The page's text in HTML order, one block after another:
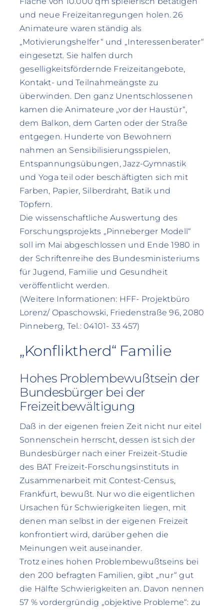
und neue Freizeitanregungen holen. 26
Animateure waren ständig als
„Motivierungshelfer“ und „Interessenberater“
eingesetzt. Sie halfen durch
geselligkeitsfördernde Freizeitangebote,
Kontakt- und Teilnahmeängste zu
überwinden. Den ganz Unentschlossenen
kamen die Animateure „vor der Haustür“,
dem Balkon, dem Garten oder der Straße
entgegen. Hunderte von Bewohnern
nahmen an Sensibilisierungsspielen,
Entspannungsübungen, Jazz-Gymnastik
und Yoga teil oder beschäftigten sich mit
Farben, Papier, Silberdraht, Batik und
Töpfern.
Die wissenschaftliche Auswertung des
Forschungsprojekts „Pinneberger Modell“
soll im Mai abgeschlossen und Ende 1980 in
der Schriftenreihe des Bundesministeriums
für Jugend, Familie und Gesundheit
veröffentlicht werden.
(Weitere Informationen: HFF- Projektbüro
Lorenz/ Opaschowski, Friedenstraße 96, 2080
Pinneberg, Tel.: 04101- 33 457)
„Konfliktherd“ Familie
Hohes Problembewußtsein der
Bundesbürger bei der
Freizeitbewältigung
Daß in der eigenen freien Zeit nicht nur eitel
Sonnenschein herrscht, dessen ist sich der
Bundesbürger nach einer Freizeit-Studie
des BAT Freizeit-Forschungsinstituts in
Zusammenarbeit mit Contest-Census,
Frankfurt, bewußt. Nur wo die eigentlichen
Ursachen für Schwierigkeiten liegen, mit
denen man selbst in der eigenen Freizeit
konfrontiert wird, darüber gehen die
Meinungen weit auseinander.
Trotz eines hohen Problembewußtseins bei
den 200 befragten Familien, gibt „nur“ gut
die Hälfte Schwierigkeiten an. Davon nennen
57 % vordergründig „objektive Probleme“: zu